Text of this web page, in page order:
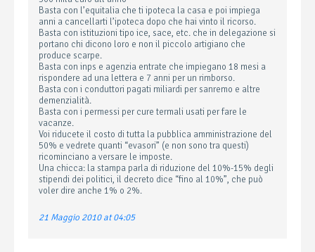
Basta con l’equitalia che ti ipoteca la casa e poi impiega
anni a cancellarti l’ipoteca dopo che hai vinto il ricorso.
Basta con istituzioni tipo ice, sace, etc. che in delegazione si
portano chi dicono loro e non il piccolo artigiano che
produce scarpe.
Basta con inps e agenzia entrate che impiegano 18 mesi a
rispondere ad una lettera e 7 anni per un rimborso.
Basta con i conduttori pagati miliardi per sanremo e altre
demenzialità.
Basta con i permessi per cure termali usati per fare le
vacanze.
Voi riducete il costo di tutta la pubblica amministrazione del
50% e vedrete quanti “evasori” (e non sono tra questi)
ricominciano a versare le imposte.
Una chicca: la stampa parla di riduzione del 10%-15% degli
stipendi dei politici, il decreto dice “fino al 10%”, che può
voler dire anche 1% o 2%.
21 Maggio 2010 at 04:05